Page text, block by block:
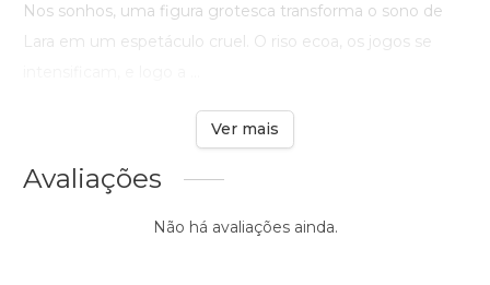
Nos sonhos, uma figura grotesca transforma o sono de
Lara em um espetáculo cruel. O riso ecoa, os jogos se
Ver mais
Avaliações
Não há avaliações ainda.